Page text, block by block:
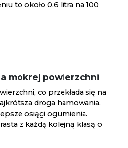
to około 0,6 litra na 100
mokrej powierzchni
co przekłada się na
droga hamowania,
osiągi ogumienia.
z każdą kolejną klasą o